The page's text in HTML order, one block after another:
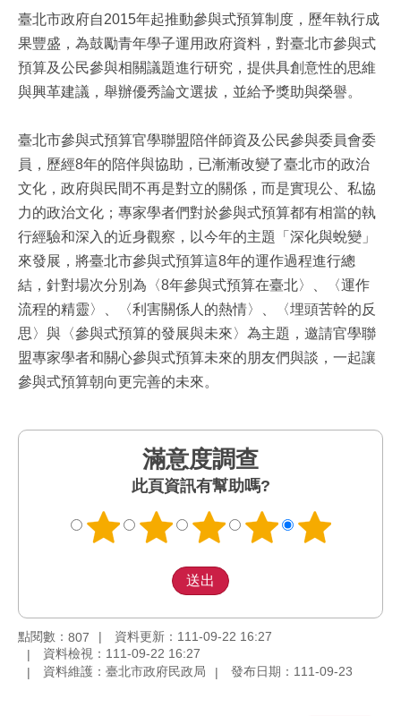
臺北市政府自2015年起推動參與式預算制度，歷年執行成
果豐盛，為鼓勵青年學子運用政府資料，對臺北市參與式
預算及公民參與相關議題進行研究，提供具創意性的思維
與興革建議，舉辦優秀論文選拔，並給予獎助與榮譽。
臺北市參與式預算官學聯盟陪伴師資及公民參與委員會委
員，歷經8年的陪伴與協助，已漸漸改變了臺北市的政治
文化，政府與民間不再是對立的關係，而是實現公、私協
力的政治文化；專家學者們對於參與式預算都有相當的執
行經驗和深入的近身觀察，以今年的主題「深化與蛻變」
來發展，將臺北市參與式預算這8年的運作過程進行總
結，針對場次分別為〈8年參與式預算在臺北〉、〈運作
流程的精靈〉、〈利害關係人的熱情〉、〈埋頭苦幹的反
思〉與〈參與式預算的發展與未來〉為主題，邀請官學聯
盟專家學者和關心參與式預算未來的朋友們與談，一起讓
參與式預算朝向更完善的未來。
滿意度調查
此頁資訊有幫助嗎?
點閱數： 807
資料更新：111-09-22 16:27
資料檢視：111-09-22 16:27
資料維護：臺北市政府民政局
發布日期：111-09-23